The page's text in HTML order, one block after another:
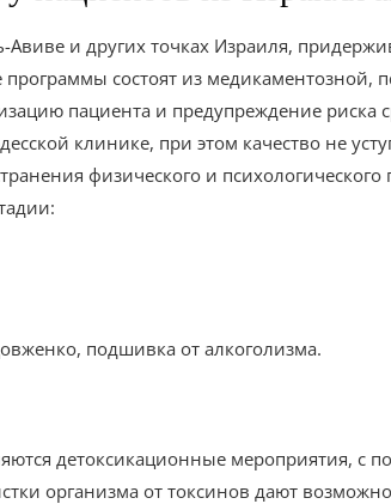
и других точках Израиля,
состоят из медикаментозной,
пациента и предупреждение риска
клинике, при этом качество не
физического и психологического
подшивка от алкоголизма.
детоксикационные мероприятия, с
организма от токсинов дают